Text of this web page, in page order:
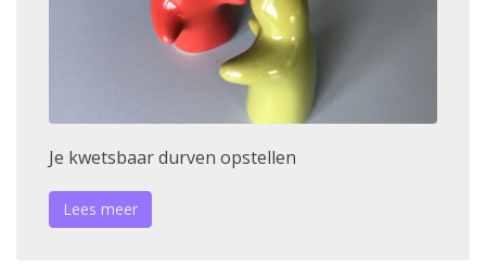
Je kwetsbaar durven opstellen
Lees meer